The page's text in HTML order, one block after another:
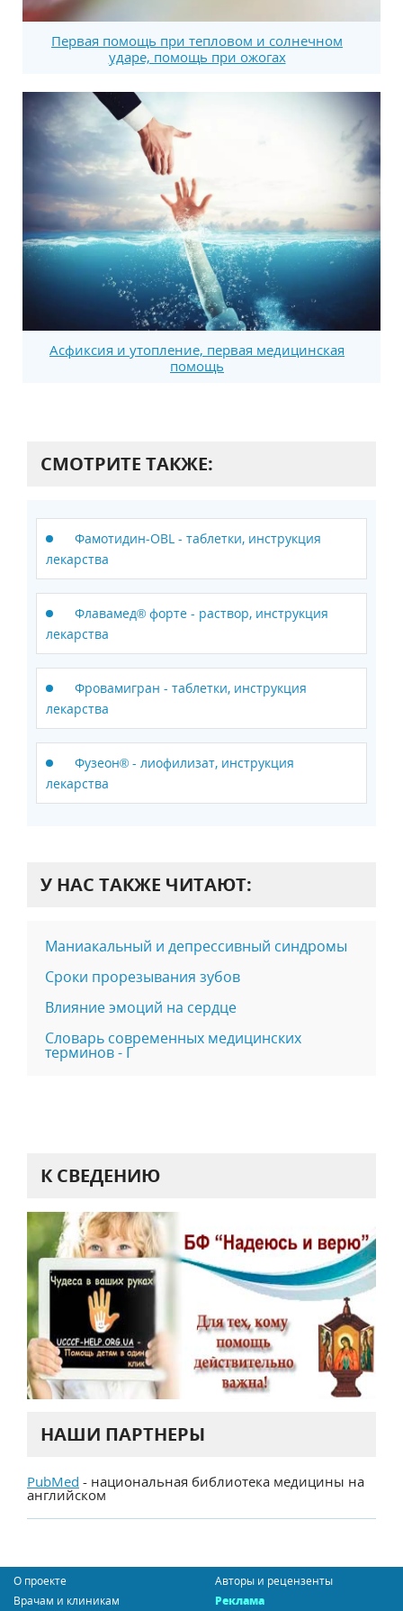
Первая помощь при тепловом и солнечном
ударе, помощь при ожогах
Асфиксия и утопление, первая медицинская
помощь
СМОТРИТЕ ТАКЖЕ:
Фамотидин-OBL - таблетки, инструкция
лекарства
Флавамед® форте - раствор, инструкция
лекарства
Фровамигран - таблетки, инструкция
лекарства
Фузеон® - лиофилизат, инструкция
лекарства
У НАС ТАКЖЕ ЧИТАЮТ:
Маниакальный и депрессивный синдромы
Сроки прорезывания зубов
Влияние эмоций на сердце
Словарь современных медицинских
терминов - Г
К СВЕДЕНИЮ
НАШИ ПАРТНЕРЫ
PubMed - национальная библиотека медицины на
английском
О проекте
Авторы и рецензенты
Врачам и клиникам
Реклама